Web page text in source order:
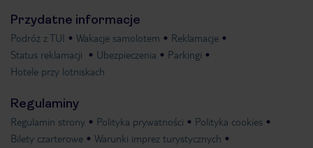
Przydatne informacje
Podróż z TUI Wakacje samolotem
Reklamacje
Status reklamacji
Ubezpieczenia
Parkingi
Hotele przy lotniskach
Regulaminy
Regulamin strony Polityka prywatności
Polityka cookies
Bilety czarterowe
Warunki imprez turystycznych